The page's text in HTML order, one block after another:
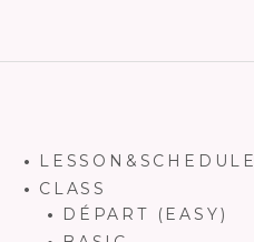
LESSON&SCHEDULE
CLASS
DÉPART (EASY)